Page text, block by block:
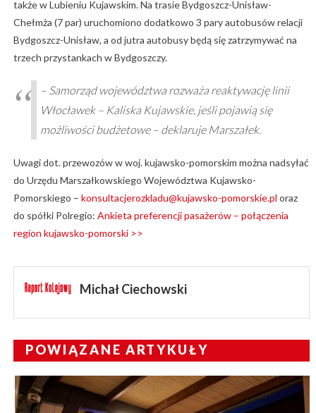
także w Lubieniu Kujawskim. Na trasie Bydgoszcz-Unisław-
Chełmża (7 par) uruchomiono dodatkowo 3 pary autobusów relacji
Bydgoszcz-Unisław, a od jutra autobusy będą się zatrzymywać na
trzech przystankach w Bydgoszczy.
– Samorząd województwa rozważa reaktywację linii
Włocławek – Kaliska Kujawskie, jeśli pojawią się
możliwości budżetowe – deklaruje Marszałek.
Uwagi dot. przewozów w woj. kujawsko-pomorskim można nadsyłać
do Urzędu Marszałkowskiego Województwa Kujawsko-
Pomorskiego – konsultacjerozkladu@kujawsko-pomorskie.pl oraz
do spółki Polregio: Ankieta preferencji pasażerów – połączenia
region kujawsko-pomorski >>
Michał Ciechowski
POWIĄZANE ARTYKUŁY